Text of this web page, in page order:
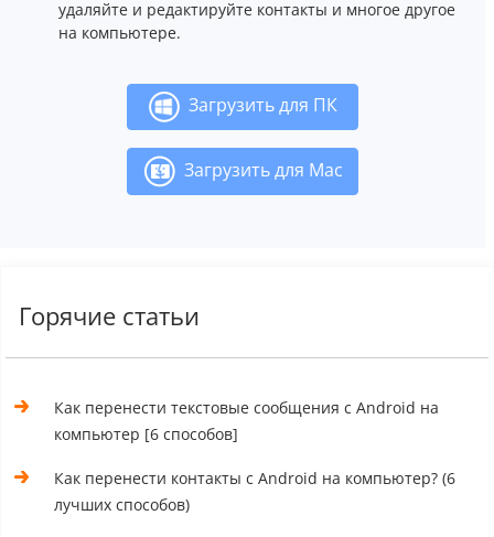
удаляйте и редактируйте контакты и многое другое
на компьютере.
Загрузить для ПК
Загрузить для Mac
Горячие статьи
Как перенести текстовые сообщения с Android на
компьютер [6 способов]
Как перенести контакты с Android на компьютер? (6
лучших способов)